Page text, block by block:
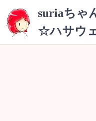
テ
suriaちゃ
☆ハサウ